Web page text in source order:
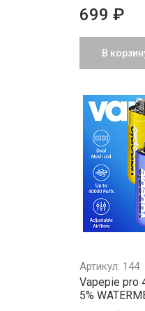
699 ₽
В
Артикул: 144
Vapepie pro
5%